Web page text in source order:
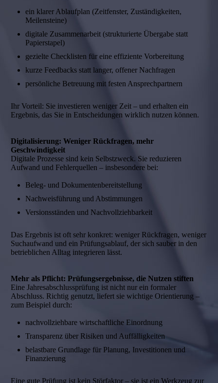
ein klarer Ablaufplan (Zeitfenster, Zuständigkeiten,
Meilensteine)
digitale Zusammenarbeit (strukturierte Übergabe statt
Papierstapel)
gezielte Checklisten für eine effiziente Vorbereitung
kurze Feedbacks statt langer, offener Nachfragen
persönliche Betreuung mit festen Ansprechpartnern
Ihr Vorteil: Sie investieren weniger Zeit – und erhalten ein
Ergebnis, das Sie in Entscheidungen wirklich nutzen können.
Digitalisierung: Weniger Rückfragen, mehr
Geschwindigkeit
Digitale Prozesse sind kein Selbstzweck. Sie reduzieren
Aufwand und Fehlerquellen – insbesondere bei:
Beleg- und Dokumentenbereitstellung
Nachweisführung und Abstimmungen
Versionsständen und Nachvollziehbarkeit
Das Ergebnis ist oft sehr konkret: weniger Rückfragen, weniger
Suchaufwand und ein Prüfungsablauf, der sich sauber in den
betrieblichen Alltag integrieren lässt.
Mehr als Pflicht: Prüfungsergebnisse, die Nutzen stiften
Eine Jahresabschlussprüfung ist nicht nur ein formaler
Abschluss. Richtig genutzt, liefert sie wichtige Orientierung –
zum Beispiel durch:
nachvollziehbare wirtschaftliche Einordnung
Transparenz über Risiken und Auffälligkeiten
belastbare Grundlage für Planung, Investitionen und
Finanzierung
Eine gute Prüfung ist kein Störfaktor – sie ist ein Werkzeug zur